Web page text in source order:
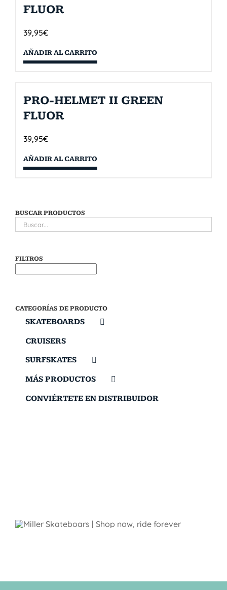
FLUOR
39,95€
AÑADIR AL CARRITO
PRO-HELMET II GREEN
FLUOR
39,95€
AÑADIR AL CARRITO
BUSCAR PRODUCTOS
FILTROS
CATEGORÍAS DE PRODUCTO
SKATEBOARDS
CRUISERS
SURFSKATES
MÁS PRODUCTOS
CONVIÉRTETE EN DISTRIBUIDOR